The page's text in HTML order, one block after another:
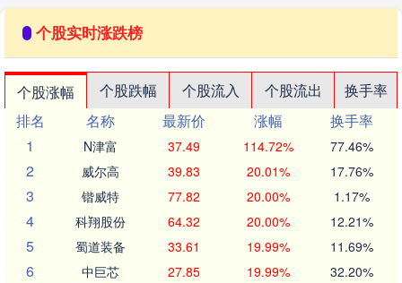
个股实时涨跌榜
个股涨幅 个股跌幅 个股流入 个股流出
换手率
排名
名称 最新价 涨幅
换手率
1
N津富 37.49 114.72% 77.46%
2 威尔高 39.83 20.01% 17.76%
3 锴威特 77.82 20.00% 1.17%
4 科翔股份 64.32 20.00% 12.21%
5 蜀道装备 33.61 19.99% 11.69%
6 中巨芯 27.85 19.99% 32.20%